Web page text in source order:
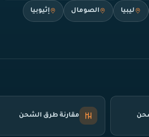
ليبيا الصومال إثيوبيا
مقارنة طرق الشحن